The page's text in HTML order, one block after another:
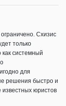
Схизис
только
как системный
для
решения быстро и
известных юристов